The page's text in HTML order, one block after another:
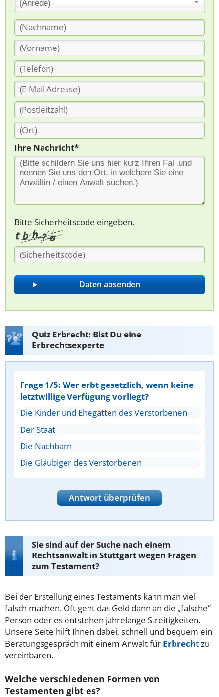
(Anrede)
Ihre Nachricht*
Bitte Sicherheitscode eingeben.
Quiz Erbrecht: Bist Du eine
Erbrechtsexperte
Frage 1/5: Wer erbt gesetzlich, wenn keine
letztwillige Verfügung vorliegt?
Die Kinder und Ehegatten des Verstorbenen
Der Staat
Die Nachbarn
Die Gläubiger des Verstorbenen
Antwort überprüfen
Sie sind auf der Suche nach einem
Rechtsanwalt in Stuttgart wegen Fragen
zum Testament?
Bei der Erstellung eines Testaments kann man viel
falsch machen. Oft geht das Geld dann an die „falsche“
Person oder es entstehen jahrelange Streitigkeiten.
Unsere Seite hilft Ihnen dabei, schnell und bequem ein
Beratungsgespräch mit einem Anwalt für Erbrechtzu
vereinbaren.
Welche verschiedenen Formen von
Testamenten gibt es?